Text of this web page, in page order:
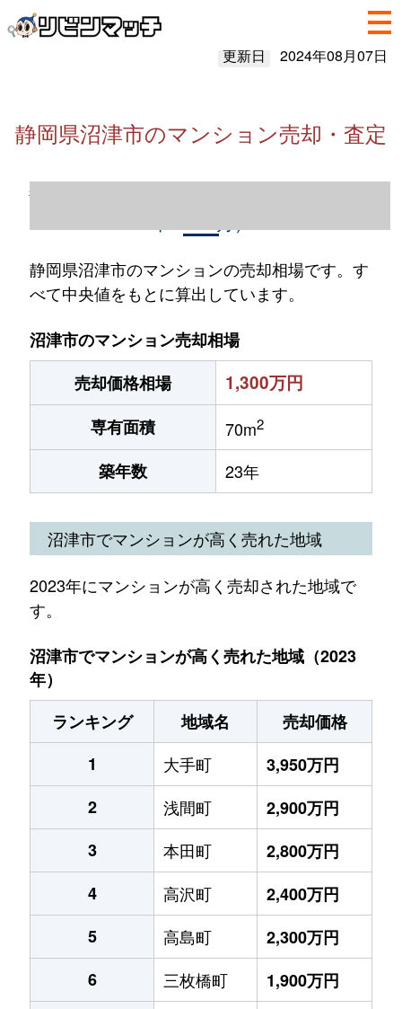
更新日 2024年08月07日
静岡県沼津市のマンション売却・査定
静岡県沼津市のマンション売却情報（2023
静岡県沼津市のマンションの売却相場です。す
べて中央値をもとに算出しています。
沼津市のマンション売却相場
売却価格相場
1,300万円
専有面積 70m2
築年数 23年
沼津市でマンションが高く売れた地域
2023年にマンションが高く売却された地域で
す。
沼津市でマンションが高く売れた地域（2023
年）
ランキング
地域名
売却価格
1
大手町
3,950万円
2
浅間町
2,900万円
3
本田町
2,800万円
4
高沢町
2,400万円
5
高島町
2,300万円
6
三枚橋町
1,900万円